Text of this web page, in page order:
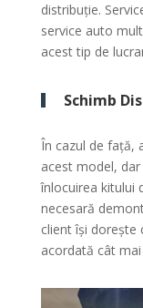
distribuție.
service auto
acest tip de
Schimb
În cazul de față,
acest model,
înlocuirea kitului
necesară
client își dorește
acordată cât